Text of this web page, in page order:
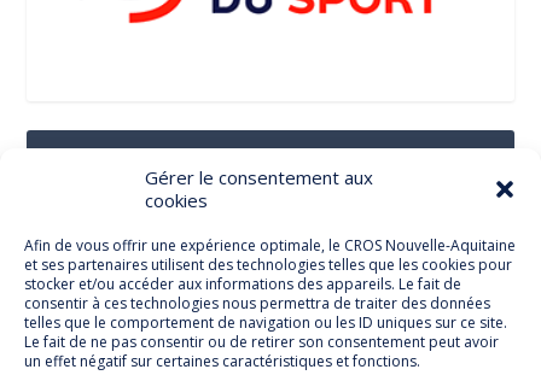
Gérer le consentement aux
cookies
Afin de vous offrir une expérience optimale, le CROS Nouvelle-Aquitaine
et ses partenaires utilisent des technologies telles que les cookies pour
stocker et/ou accéder aux informations des appareils. Le fait de
consentir à ces technologies nous permettra de traiter des données
telles que le comportement de navigation ou les ID uniques sur ce site.
Le fait de ne pas consentir ou de retirer son consentement peut avoir
un effet négatif sur certaines caractéristiques et fonctions.
Suivez-Nous Sur Les Réseaux Sociaux
Facebook